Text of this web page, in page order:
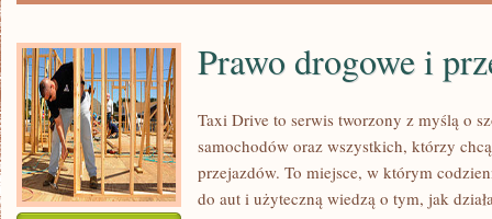
Prawo drogowe i
Taxi Drive to serwis tworzony z myślą o
samochodów oraz wszystkich, którzy
przejazdów. To miejsce, w którym
do aut i użyteczną wiedzą o tym, jak